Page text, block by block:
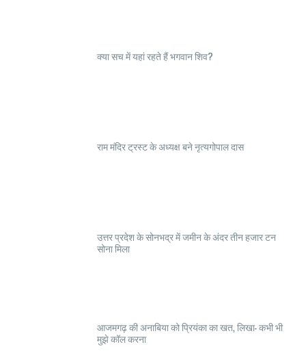
क्या सच में यहां रहते हैं भगवान शिव?
राम मंदिर ट्रस्ट के अध्यक्ष बने नृत्यगोपाल दास
उत्तर प्रदेश के सोनभद्र में जमीन के अंदर तीन हजार टन
सोना मिला
आजमगढ़ की अनाबिया को प्रियंका का खत, लिखा- कभी भी
मुझे कॉल करना